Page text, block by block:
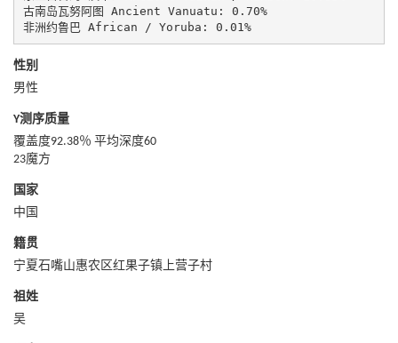
古南岛瓦努阿图 Ancient Vanuatu: 0.70%
非洲约鲁巴 African / Yoruba: 0.01%
性别
男性
Y测序质量
覆盖度92.38％ 平均深度60
23魔方
国家
中国
籍贯
宁夏石嘴山惠农区红果子镇上营子村
祖姓
吴